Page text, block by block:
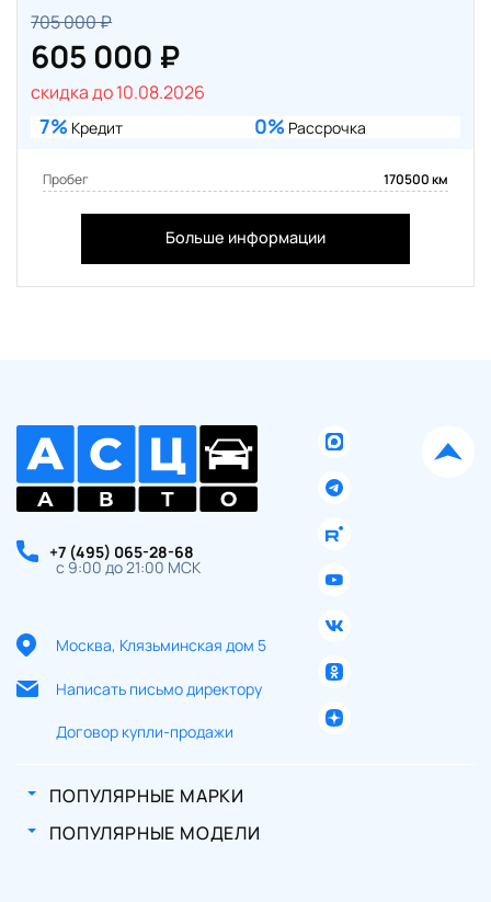
705 000 ₽
605 000 ₽
скидка до 10.08.2026
7% Кредит 0% Рассрочка
Пробег 170500 км
Больше информации
+7 (495) 065-28-68
с 9:00 до 21:00 МСК
Москва, Клязьминская дом 5
Написать письмо директору
Договор купли-продажи
ПОПУЛЯРНЫЕ МАРКИ
ПОПУЛЯРНЫЕ МОДЕЛИ